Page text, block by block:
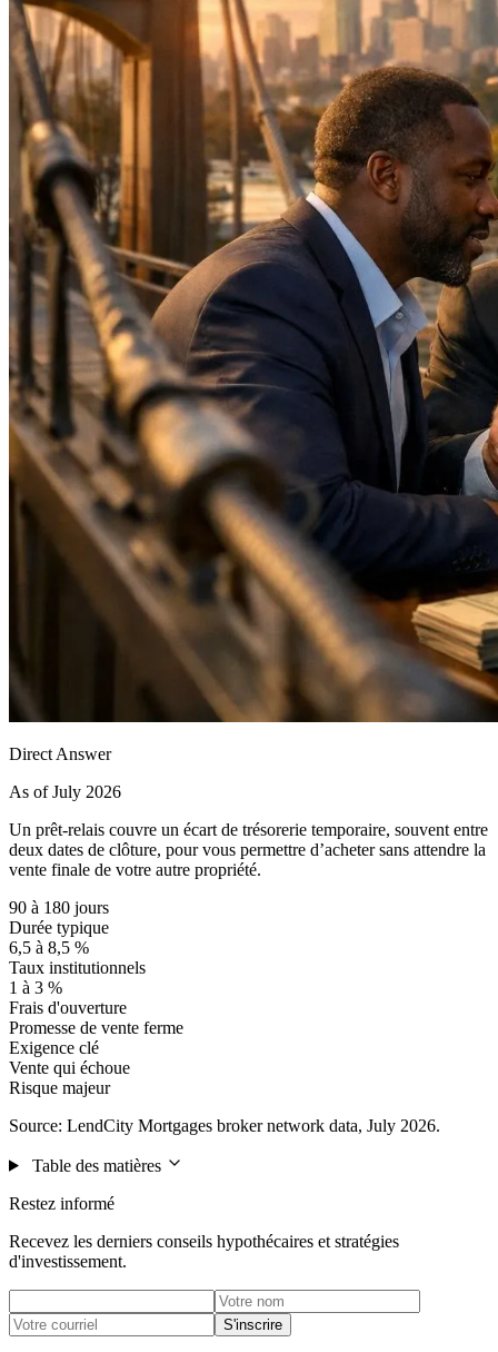
Direct Answer
As of July 2026
Un prêt-relais couvre un écart de trésorerie temporaire, souvent entre
deux dates de clôture, pour vous permettre d’acheter sans attendre la
vente finale de votre autre propriété.
90 à 180 jours
Durée typique
6,5 à 8,5 %
Taux institutionnels
1 à 3 %
Frais d'ouverture
Promesse de vente ferme
Exigence clé
Vente qui échoue
Risque majeur
Source: LendCity Mortgages broker network data, July 2026.
Table des matières
Restez informé
Recevez les derniers conseils hypothécaires et stratégies
d'investissement.
S'inscrire